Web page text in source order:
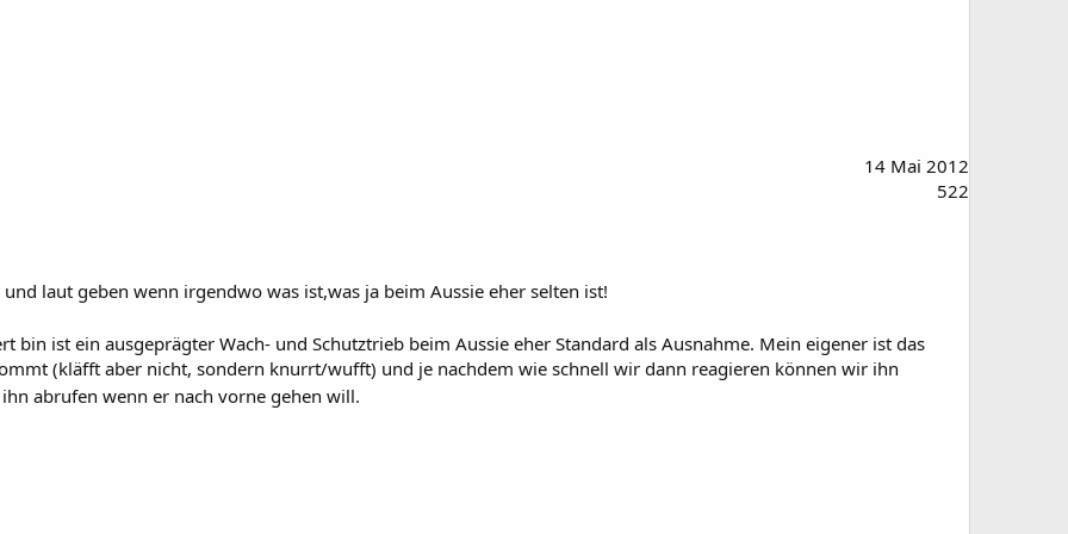
14 Mai 2012
522
laut geben wenn irgendwo was ist,was ja beim Aussie eher selten ist!
bin ist ein ausgeprägter Wach- und Schutztrieb beim Aussie eher Standard als Ausnahme. Mein eigener ist das
(kläfft aber nicht, sondern knurrt/wufft) und je nachdem wie schnell wir dann reagieren können wir ihn
abrufen wenn er nach vorne gehen will.